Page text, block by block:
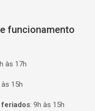
funcionamento
às 17h
15h
feriados: 9h às 15h